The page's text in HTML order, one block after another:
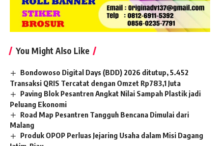
You Might Also Like
Bondowoso Digital Days (BDD) 2026 ditutup, 5.452
Transaksi QRIS Tercatat dengan Omzet Rp783,1 Juta
Paving Blok Pesantren Angkat Nilai Sampah Plastik jadi
Peluang Ekonomi
Road Map Pesantren Tangguh Bencana Dimulai dari
Malang
Produk OPOP Perluas Jejaring Usaha dalam Misi Dagang